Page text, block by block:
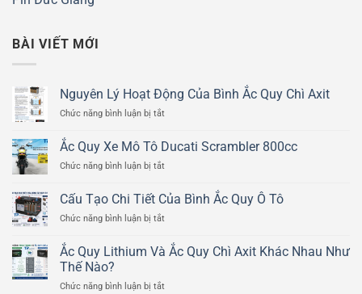
BÀI VIẾT MỚI
Nguyên Lý Hoạt Động Của Bình Ắc Quy Chì Axit
Chức năng bình luận bị tắt
Lý
Hoạt
Động
Bình
Quy
Axit
Ắc Quy Xe Mô Tô Ducati Scrambler 800cc
Chức năng bình luận bị tắt
Quy
Xe
Mô
Ducati
Scrambler
Cấu Tạo Chi Tiết Của Bình Ắc Quy Ô Tô
Chức năng bình luận bị tắt
Tạo
Chi
Của
Ắc Quy Lithium Và Ắc Quy Chì Axit Khác Nhau Như
Thế Nào?
Chức năng bình luận bị tắt